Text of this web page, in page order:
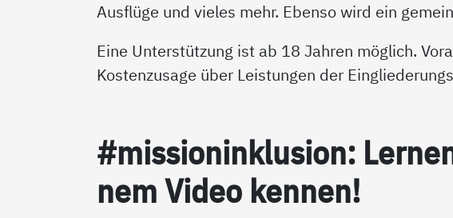
Ausflüge und vieles mehr. Ebenso wird ein
Eine Unterstützung ist ab 18 Jahren möglich.
Kostenzusage über Leistungen der
#mis­sion­in­k­lu­si­on:
nem Vi­deo ken­nen!